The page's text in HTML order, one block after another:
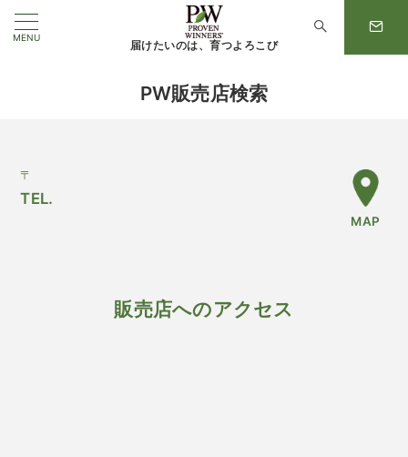
MENU
届けたいのは、育つよろこび
PW販売店検索
〒
TEL.
MAP
販売店へのアクセス